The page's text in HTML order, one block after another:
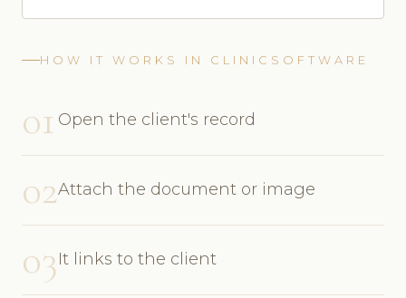
HOW IT WORKS IN CLINICSOFTWARE
01 Open the client's record
02Attach the document or image
03It links to the client